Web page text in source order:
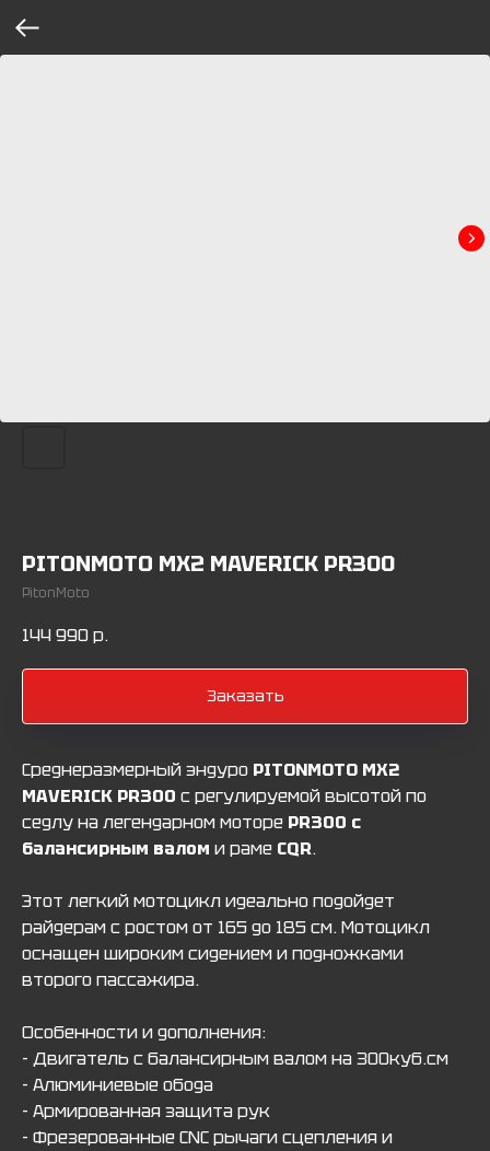
PITONMOTO MX2 MAVERICK PR300
PitonMoto
144 990р.
Заказать
Среднеразмерный эндуро PITONMOTO MX2
MAVERICK PR300 с регулируемой высотой по
седлу на легендарном моторе PR300 с
балансирным валом и раме CQR.
Этот легкий мотоцикл идеально подойдет
райдерам с ростом от 165 до 185 см. Мотоцикл
оснащен широким сидением и подножками
второго пассажира.
Особенности и дополнения:
- Двигатель с балансирным валом на 300куб.см
- Алюминиевые обода
- Армированная защита рук
- Фрезерованные CNC рычаги сцепления и